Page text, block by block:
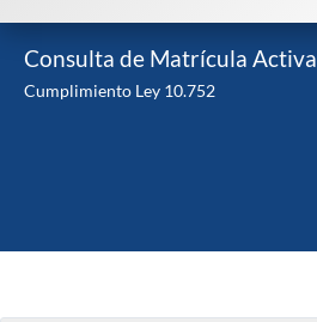
Consulta de Matrícula Activa
Cumplimiento Ley 10.752